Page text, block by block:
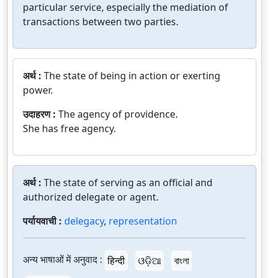
particular service, especially the mediation of
transactions between two parties.
अर्थ : The state of being in action or exerting
power.
उदाहरण : The agency of providence.
She has free agency.
अर्थ : The state of serving as an official and
authorized delegate or agent.
पर्यायवाची : delegacy, representation
अन्य भाषाओं में अनुवाद : हिन्दी ଓଡ଼ିଆ
বাংলা